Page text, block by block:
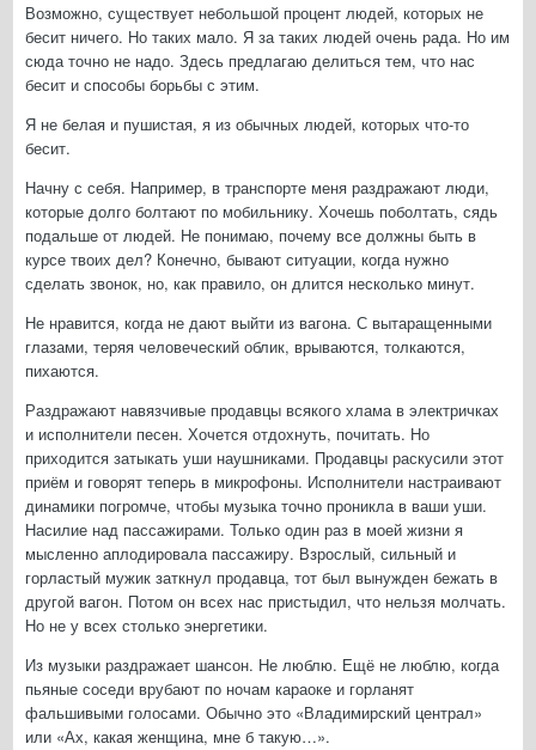
Возможно, существует небольшой процент людей, которых не
бесит ничего. Но таких мало. Я за таких людей очень рада. Но им
сюда точно не надо. Здесь предлагаю делиться тем, что нас
бесит и способы борьбы с этим.
Я не белая и пушистая, я из обычных людей, которых что-то
бесит.
Начну с себя. Например, в транспорте меня раздражают люди,
которые долго болтают по мобильнику. Хочешь поболтать, сядь
подальше от людей. Не понимаю, почему все должны быть в
курсе твоих дел? Конечно, бывают ситуации, когда нужно
сделать звонок, но, как правило, он длится несколько минут.
Не нравится, когда не дают выйти из вагона. С вытаращенными
глазами, теряя человеческий облик, врываются, толкаются,
пихаются.
Раздражают навязчивые продавцы всякого хлама в электричках
и исполнители песен. Хочется отдохнуть, почитать. Но
приходится затыкать уши наушниками. Продавцы раскусили этот
приём и говорят теперь в микрофоны. Исполнители настраивают
динамики погромче, чтобы музыка точно проникла в ваши уши.
Насилие над пассажирами. Только один раз в моей жизни я
мысленно аплодировала пассажиру. Взрослый, сильный и
горластый мужик заткнул продавца, тот был вынужден бежать в
другой вагон. Потом он всех нас пристыдил, что нельзя молчать.
Но не у всех столько энергетики.
Из музыки раздражает шансон. Не люблю. Ещё не люблю, когда
пьяные соседи врубают по ночам караоке и горланят
фальшивыми голосами. Обычно это «Владимирский централ»
или «Ах, какая женщина, мне б такую…».